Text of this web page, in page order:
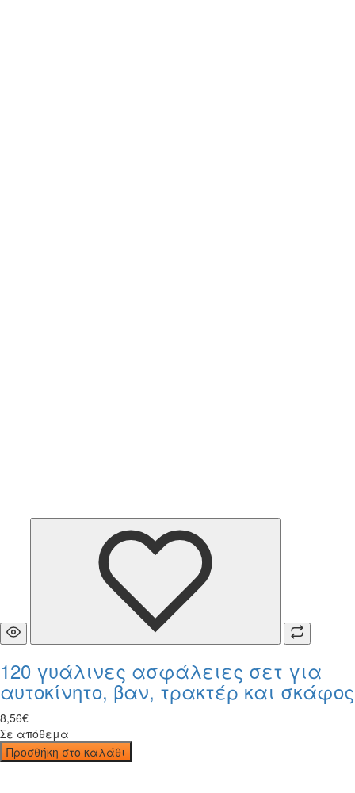
120 γυάλινες ασφάλειες σετ για
αυτοκίνητο, βαν, τρακτέρ και σκάφος
8,56€
Σε απόθεμα
Προσθήκη στο καλάθι